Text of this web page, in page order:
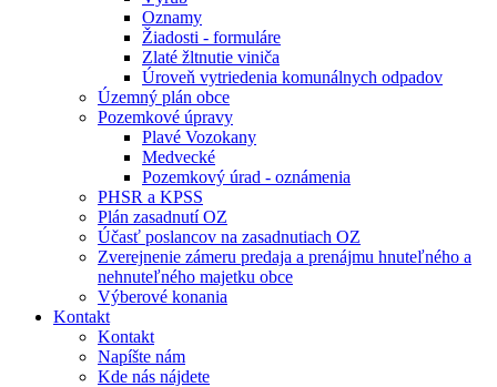
Oznamy
Žiadosti - formuláre
Zlaté žltnutie viniča
Úroveň vytriedenia komunálnych odpadov
Územný plán obce
Pozemkové úpravy
Plavé Vozokany
Medvecké
Pozemkový úrad - oznámenia
PHSR a KPSS
Plán zasadnutí OZ
Účasť poslancov na zasadnutiach OZ
Zverejnenie zámeru predaja a prenájmu hnuteľného a
nehnuteľného majetku obce
Výberové konania
Kontakt
Kontakt
Napíšte nám
Kde nás nájdete